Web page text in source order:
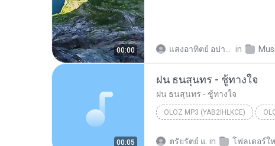
00:00 in
00:05
ฝน ธนสุนทร - ชู้ทางใจ
ฝน ธนสุนทร - ชู้ทางใจ
OLOZ MP3 (YAB2IHLKCE)
ตรัยรัตย์ แ. in โฟลเดอร์ใ